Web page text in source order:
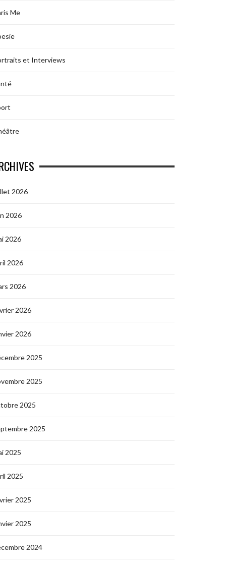
Me
et Interviews
2026
2026
2026
2026
2026
2026
2026
2025
2025
2025
2025
2025
2025
2025
2025
2024